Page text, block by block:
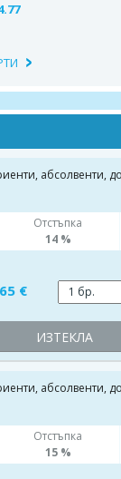
абсолвенти,
Отстъпка
14 %
€
ИЗТЕКЛА
абсолвенти,
Отстъпка
15 %